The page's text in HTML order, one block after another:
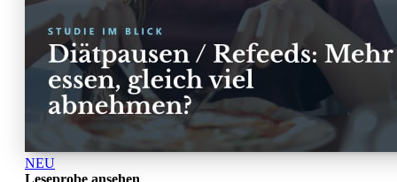
NEU
Leseprobe ansehen